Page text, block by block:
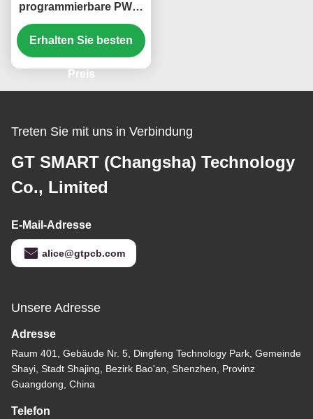
programmierbare PWB-
Brett ISO
Kommunikation 5G
EMS-PCBA
Erhalten Sie besten
Preis
Treten Sie mit uns in Verbindung
GT SMART (Changsha) Technology
Co., Limited
E-Mail-Adresse
alice@gtpcb.com
Unsere Adresse
Adresse
Raum 401, Gebäude Nr. 5, Dingfeng Technology Park, Gemeinde
Shayi, Stadt Shajing, Bezirk Bao'an, Shenzhen, Provinz
Guangdong, China
Telefon